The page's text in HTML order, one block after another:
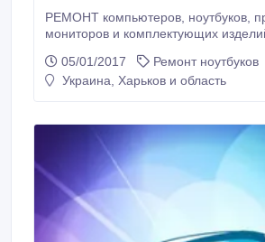
РЕМОНТ компьютеров, ноутбуков, принтеров,
мониторов и комплектующих изделий;
чистка от пыли, чистка от вирусов, Устранение
пыли, загрязнений, Смазка механических частей
вызывают сбои в работе ПК.
05/01/2017
Ремонт ноутбуков
Украина, Харьков и область